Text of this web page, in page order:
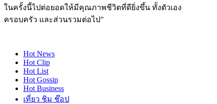
ในครั้งนี้ไปต่อยอดให้มีคุณภาพชีวิตที่ดียิ่งขึ้น ทั้งตัวเอง
ครอบครัว และส่วนรวมต่อไป”
Hot News
Hot Clip
Hot List
Hot Gossip
Hot Business
เที่ยว ชิม ช๊อป